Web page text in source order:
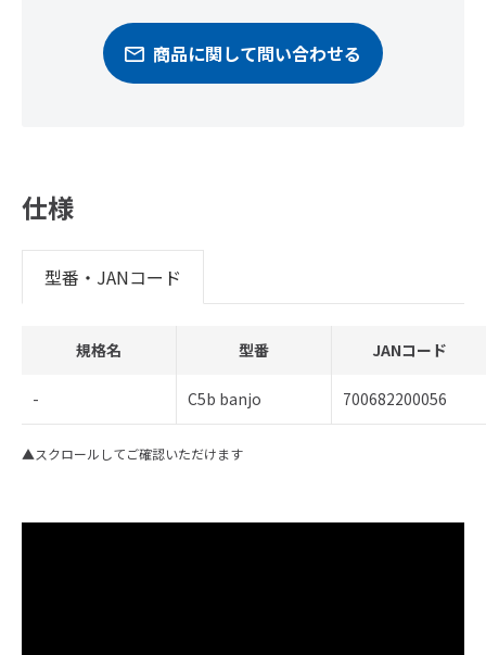
商品に関して問い合わせる
仕様
型番・JANコード
規格名 型番 JANコード
- C5b banjo 700682200056
▲スクロールしてご確認いただけます